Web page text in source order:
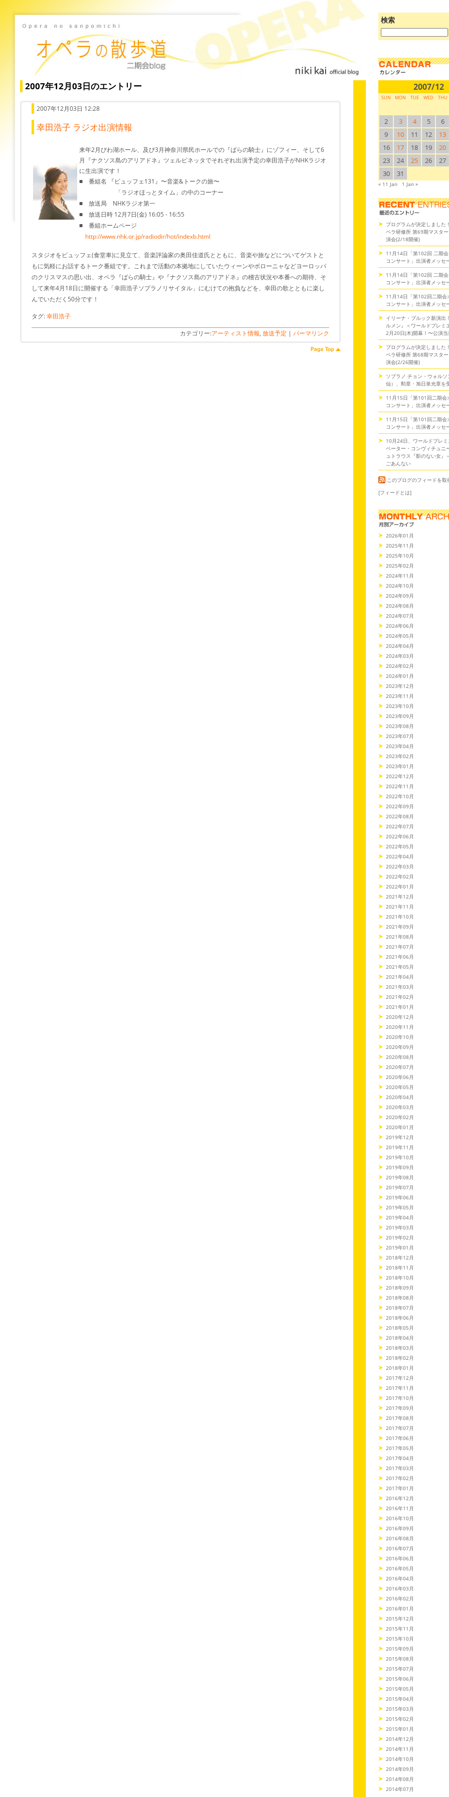
検索
ブ
ロ
検
索:
2007年12月03日のエントリー
2007年12月03日 12:28
幸田浩子 ラジオ出演情報
来年2月びわ湖ホール、及び3月神奈川県民ホールでの『ばらの騎士』にゾフィー、そして6
月『ナクソス島のアリアドネ』ツェルビネッタでそれぞれ出演予定の幸田浩子がNHKラジオ
に生出演です！
■ 番組名 『ビュッフェ131』〜音楽&トークの旅〜
「ラジオほっとタイム」の中のコーナー
■ 放送局 NHKラジオ第一
■ 放送日時 12月7日(金) 16:05 - 16:55
■ 番組ホームページ
http://www.nhk.or.jp/radiodir/hot/indexb.html
スタジオをビュッフェ(食堂車)に見立て、音楽評論家の奥田佳道氏とともに、音楽や旅などについてゲストと
もに気軽にお話するトーク番組です。これまで活動の本拠地にしていたウィーンやボローニャなどヨーロッパ
のクリスマスの思い出、オペラ『ばらの騎士』や『ナクソス島のアリアドネ』の稽古状況や本番への期待、そ
して来年4月18日に開催する「幸田浩子ソプラノリサイタル」にむけての抱負などを、幸田の歌とともに楽し
んでいただく50分です！
タグ:幸田浩子
カテゴリー:アーティスト情報, 放送予定 | パーマリンク
2007/12
SUN MON TUE WED THU
2
3 4 5 6
9
10 11 12 13
16
17 18 19 20
23
24 25 26 27
30
31
« 11 Jan 1 Jan »
プログラムが決定しました
ペラ研修所 第69期マスタ
演会(2/18開催)
11月14日「第102回 二期
コンサート」出演者メッセ
11月14日「第102回 二期
コンサート」出演者メッセ
11月14日「第102回二期会
コンサート」出演者メッセ
イリーナ・ブルック新演出
ルメン』＜ワールドプレミ
2月20日(木)開幕！〜公演
プログラムが決定しました
ペラ研修所 第68期マスタ
演会(2/26開催)
ソプラノ チョン・ウォルソ
仙）、勲章・旭日単光章を
11月15日「第101回二期会
コンサート」出演者メッセ
11月15日「第101回二期会
コンサート」出演者メッセ
10月24日、ワールドプレミ
ペーター・コンヴィチュニ
ュトラウス『影のない女』
ごあんない
このブログのフィードを取
[フィードとは]
2026年01月
2025年11月
2025年10月
2025年02月
2024年11月
2024年10月
2024年09月
2024年08月
2024年07月
2024年06月
2024年05月
2024年04月
2024年03月
2024年02月
2024年01月
2023年12月
2023年11月
2023年10月
2023年09月
2023年08月
2023年07月
2023年04月
2023年02月
2023年01月
2022年12月
2022年11月
2022年10月
2022年09月
2022年08月
2022年07月
2022年06月
2022年05月
2022年04月
2022年03月
2022年02月
2022年01月
2021年12月
2021年11月
2021年10月
2021年09月
2021年08月
2021年07月
2021年06月
2021年05月
2021年04月
2021年03月
2021年02月
2021年01月
2020年12月
2020年11月
2020年10月
2020年09月
2020年08月
2020年07月
2020年06月
2020年05月
2020年04月
2020年03月
2020年02月
2020年01月
2019年12月
2019年11月
2019年10月
2019年09月
2019年08月
2019年07月
2019年06月
2019年05月
2019年04月
2019年03月
2019年02月
2019年01月
2018年12月
2018年11月
2018年10月
2018年09月
2018年08月
2018年07月
2018年06月
2018年05月
2018年04月
2018年03月
2018年02月
2018年01月
2017年12月
2017年11月
2017年10月
2017年09月
2017年08月
2017年07月
2017年06月
2017年05月
2017年04月
2017年03月
2017年02月
2017年01月
2016年12月
2016年11月
2016年10月
2016年09月
2016年08月
2016年07月
2016年06月
2016年05月
2016年04月
2016年03月
2016年02月
2016年01月
2015年12月
2015年11月
2015年10月
2015年09月
2015年08月
2015年07月
2015年06月
2015年05月
2015年04月
2015年03月
2015年02月
2015年01月
2014年12月
2014年11月
2014年10月
2014年09月
2014年08月
2014年07月